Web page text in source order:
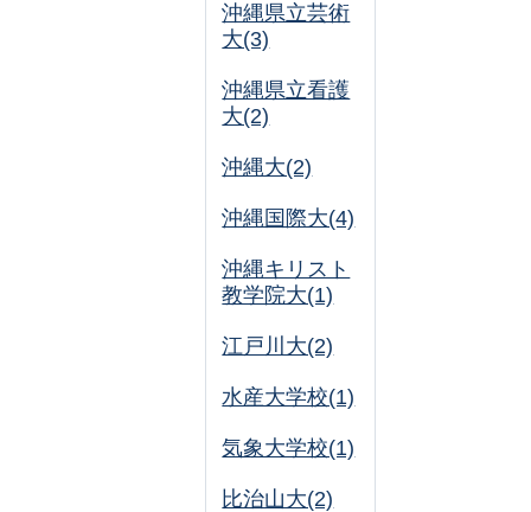
沖縄県立芸術
大(3)
沖縄県立看護
大(2)
沖縄大(2)
沖縄国際大(4)
沖縄キリスト
教学院大(1)
江戸川大(2)
水産大学校(1)
気象大学校(1)
比治山大(2)